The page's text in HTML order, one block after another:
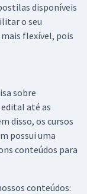
disponíveis
o seu
flexível, pois
sobre
até as
disso, os cursos
possui uma
conteúdos para
conteúdos: